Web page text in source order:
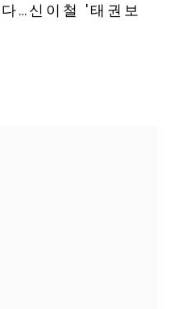
…신이철 '태권보